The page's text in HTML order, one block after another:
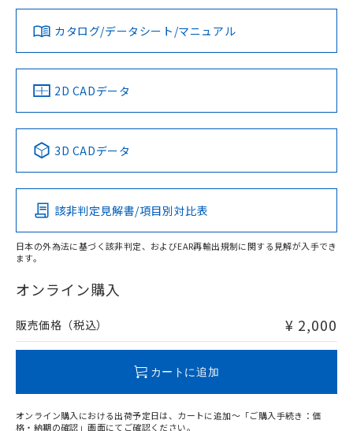
ダウンロードデータをご利用いただく前に、以下を必ずお読
みください。
ソフトウェアの使用条件
対応済み
中国 RoHS 注意事項・凡例
Pb Hg Cd Cr(VI)
O
在庫等で未対応品が混在する可能性があります。
問い合わせください。
LR型式承認
（イギリス
船舶規格）
DNV型式承認
（ノルウェー
BV型式承認
（フランス
KR型式
（韓国
No No No No
この製品の規格認証/適合状況ページへ
その他の認証はこちらのページからご検索ください
カタログ/データシート/マニュアル
2D CADデータ
3D CADデータ
該非判定見解書/項目別対比表
日本の外為法に基づく該非判定、およびEAR再輸出規制に関する見解が入手でき
ます。
オンライン購入
販売価格（税込） ¥ 2,000
カートに追加
オンライン購入における出荷予定日は、カートに追加～「ご購入手続き：価
格・納期の確認」画面にてご確認ください。